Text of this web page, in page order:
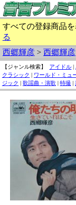
すべての登録商品
る
西郷輝彦 > 西郷輝彦
【ジャンル検索】 アイドル |
クラシック | ワールド・ミュ
ジック | 歌謡曲・演歌 | 特撮 |